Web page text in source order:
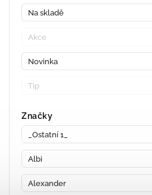
Na skladě
Akce
Novinka
Tip
Značky
_Ostatní 1_
Albi
Alexander